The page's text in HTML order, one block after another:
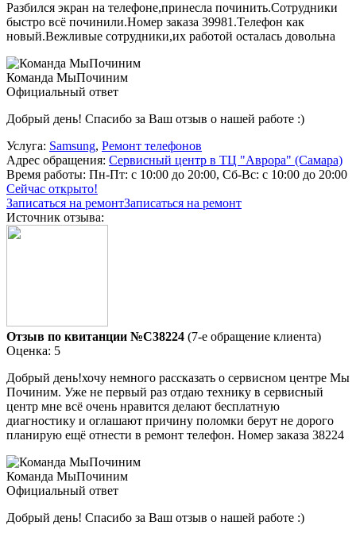
Разбился экран на телефоне,принесла починить.Сотрудники
быстро всё починили.Номер заказа 39981.Телефон как
новый.Вежливые сотрудники,их работой осталась довольна
Команда МыПочиним
Официальный ответ
Добрый день! Спасибо за Ваш отзыв о нашей работе :)
Услуга: Samsung, Ремонт телефонов
Адрес обращения: Сервисный центр в ТЦ "Аврора" (Самара)
Время работы: Пн-Пт: с 10:00 до 20:00, Сб-Вс: с 10:00 до 20:00
Сейчас открыто!
Записаться на ремонтЗаписаться на ремонт
Источник отзыва:
Отзыв по квитанции №C38224 (7-е обращение клиента)
Оценка: 5
Добрый день!хочу немного рассказать о сервисном центре Мы
Починим. Уже не первый раз отдаю технику в сервисный
центр мне всё очень нравится делают бесплатную
диагностику и оглашают причину поломки берут не дорого
планирую ещё отнести в ремонт телефон. Номер заказа 38224
Команда МыПочиним
Официальный ответ
Добрый день! Спасибо за Ваш отзыв о нашей работе :)